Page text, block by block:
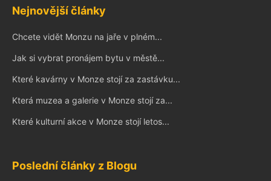
Nejnovější články
Chcete vidět Monzu na jaře v plném...
Jak si vybrat pronájem bytu v městě...
Které kavárny v Monze stojí za zastávku...
Která muzea a galerie v Monze stojí za...
Které kulturní akce v Monze stojí letos...
Poslední články z Blogu